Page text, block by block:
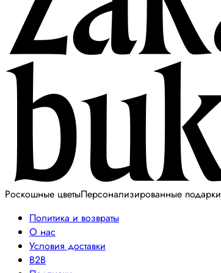
Роскошные цветыПерсонализированные подарки
Политика и возвраты
О нас
Условия доставки
B2B